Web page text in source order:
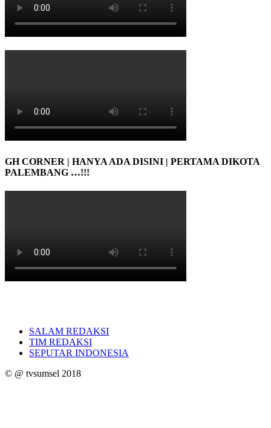
GH CORNER | HANYA ADA DISINI | PERTAMA DIKOTA
PALEMBANG …!!!
SALAM REDAKSI
TIM REDAKSI
SEPUTAR INDONESIA
© @ tvsumsel 2018